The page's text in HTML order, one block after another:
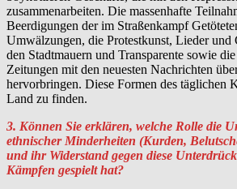
zusammenarbeiten. Die massenhafte
Beerdigungen der im Straßenkampf
Umwälzungen, die Protestkunst, Lieder und
den Stadtmauern und Transparente sowie
Zeitungen mit den neuesten Nachrichten
hervorbringen. Diese Formen des täglichen
Land zu finden.
3. Können Sie erklären, welche Rolle die
ethnischer Minderheiten (Kurden,
und ihr Widerstand gegen diese
Kämpfen gespielt hat?